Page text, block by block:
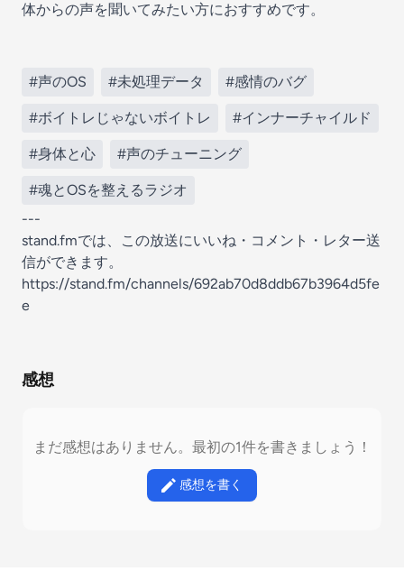
体からの声を聞いてみたい方におすすめです。
#声のOS #未処理データ #感情のバグ
#ボイトレじゃないボイトレ #インナーチャイルド
#身体と心 #声のチューニング
#魂とOSを整えるラジオ
---
stand.fmでは、この放送にいいね・コメント・レター送
信ができます。
https://stand.fm/channels/692ab70d8ddb67b3964d5fe
e
感想
まだ感想はありません。最初の1件を書きましょう！
感想を書く